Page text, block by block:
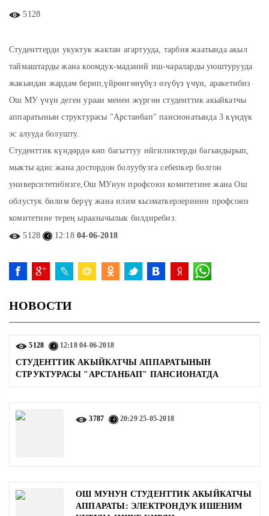
5128
Студенттерди укуктук жактан агартууда, тарбия жаатында акыл
таймаштарды жана коомдук-маданий иш-чараларды уюштурууда
жакындан жардам берип,үйрөнгөнүбүз өзүбүз үчүн, аракетибиз
Ош МУ үчүн деген ураан менен жүргөн студенттик акыйкатчы
аппаратынын структурасы "Арстанбап" пансионатында 3 күндүк
эс алууда болушту.
Студенттик күндөрдө көп багыттуу ийгиликтерди багындырып,
мыкты адис жана достордон болуубузга себепкер болгон
университетибизге,Ош МУнун профсоюз комитетине жана Ош
облустук билим берүү жана илим кызматкерлеринин профсоюз
комитетине терең ыраазычылык билдиребиз.
5128
12:1804-06-2018
НОВОСТИ
5128 12:1804-06-2018
СТУДЕНТТИК АКЫЙКАТЧЫ АППАРАТЫНЫН
СТРУКТУРАСЫ "АРСТАНБАП" ПАНСИОНАТДА
3787 20:2925-05-2018
ОШ МУНУН СТУДЕНТТИК АКЫЙКАТЧЫ
АППАРАТЫ: ЭЛЕКТРОНДУК ИШЕНИМ